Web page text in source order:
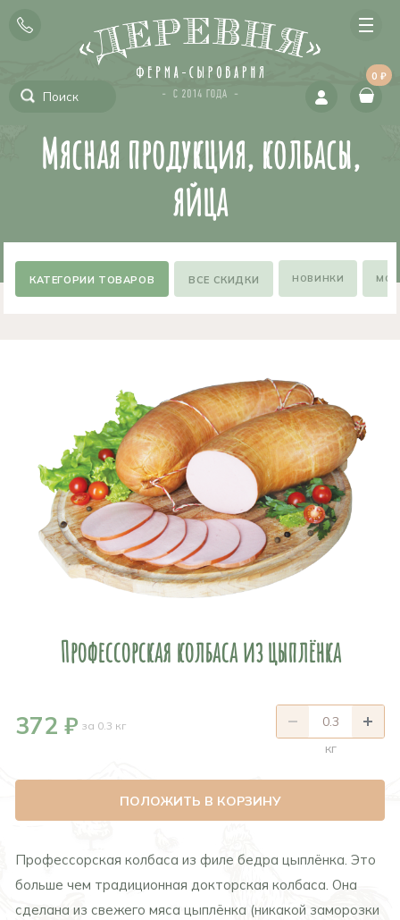
0 ₽
Мясная продукция, колбасы,
яйца
ВСЕ СКИДКИ НОВИНКИ
Профессорская колбаса из цыплёнка
372 ₽ за 0.3 кг
кг
ПОЛОЖИТЬ В КОРЗИНУ
Профессорская колбаса из филе бедра цыплёнка. Это
больше чем традиционная докторская колбаса. Она
сделана из свежего мяса цыплёнка (никакой заморозки